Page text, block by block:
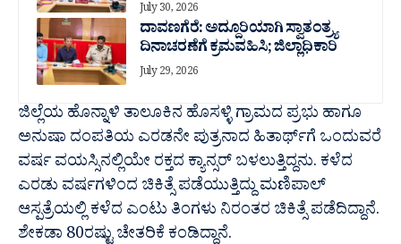
July 30, 2026
ದಾವಣಗೆರೆ: ಅದ್ದೂರಿಯಾಗಿ ಸ್ವಾತಂತ್ರ್ಯ
ದಿನಾಚರಣೆಗೆ ಕ್ರಮವಹಿಸಿ; ಜಿಲ್ಲಾಧಿಕಾರಿ
July 29, 2026
ಜಿಲ್ಲೆಯ ಹೊನ್ನಾಳಿ ತಾಲೂಕಿನ ಹೊಸಳ್ಳಿ ಗ್ರಾಮದ ಪ್ರಭು ಹಾಗೂ
ಅನುಷಾ ದಂಪತಿಯ ಎರಡನೇ ಪುತ್ರನಾದ ಹಿತಾರ್ಥ್‌ಗೆ ಒಂದುವರೆ
ವರ್ಷ ವಯಸ್ಸಿನಲ್ಲಿಯೇ ರಕ್ತದ ಕ್ಯಾನ್ಸರ್ ಬಳಲುತ್ತಿದ್ದನು. ಕಳೆದ
ಎರಡು ವರ್ಷಗಳಿಂದ ಚಿಕಿತ್ಸೆ ಪಡೆಯುತ್ತಿದ್ದು ಮಣಿಪಾಲ್
ಆಸ್ಪತ್ರೆಯಲ್ಲಿ ಕಳೆದ ಎಂಟು ತಿಂಗಳು ನಿರಂತರ ಚಿಕಿತ್ಸೆ ಪಡೆದಿದ್ದಾನೆ.
ಶೇಕಡಾ 80ರಷ್ಟು ಚೇತರಿಕೆ ಕಂಡಿದ್ದಾನೆ.